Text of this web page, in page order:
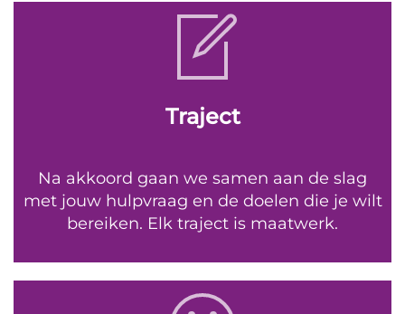
Traject
Na akkoord gaan we samen aan de slag
met jouw hulpvraag en de doelen die je wilt
bereiken. Elk traject is maatwerk.